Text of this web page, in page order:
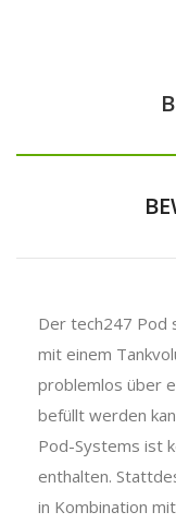
Der tech247 Pod
mit einem
problemlos über
befüllt werden
Pod-Systems ist
enthalten.
in Kombination